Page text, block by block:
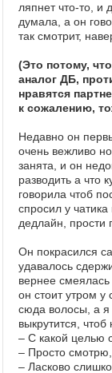
ляпнет что-то, и
думала, а он
так смотрит,
(Это потому,
аналог ДБ,
нравятся
к сожалению,
Недавно он
очень вежливо
занята, и он
разводить а что
говорила чтоб
спросил у
дедлайн, прости
Он покрасился
удавалось
вернее смеялась
он стоит утром у
сюда волосы, а я
выкрутится,
– С какой целью
– Просто
– Ласково